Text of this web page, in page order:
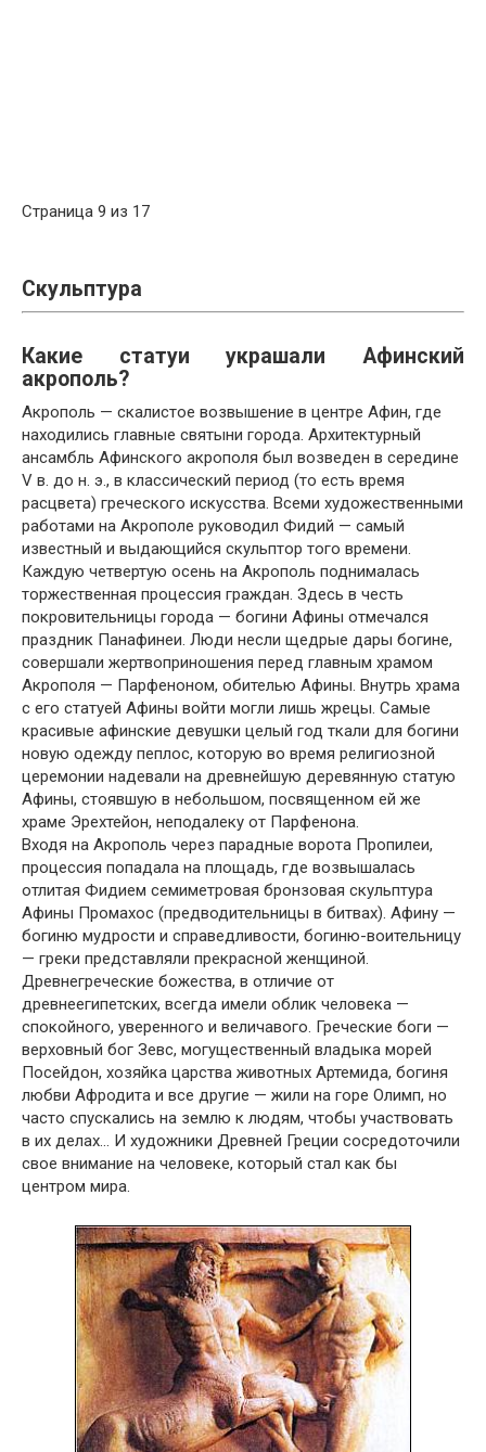
Страница 9 из 17
Скульптура
Какие статуи украшали Афинский
акрополь?
Акрополь — скалистое возвышение в центре Афин, где
находились главные святыни города. Архитектурный
ансамбль Афинского акрополя был возведен в середине
V в. до н. э., в классический период (то есть время
расцвета) греческого искусства. Всеми художественными
работами на Акрополе руководил Фидий — самый
известный и выдающийся скульптор того времени.
Каждую четвертую осень на Акрополь поднималась
торжественная процессия граждан. Здесь в честь
покровительницы города — богини Афины отмечался
праздник Панафинеи. Люди несли щедрые дары богине,
совершали жертвоприношения перед главным храмом
Акрополя — Парфеноном, обителью Афины. Внутрь храма
с его статуей Афины войти могли лишь жрецы. Самые
красивые афинские девушки целый год ткали для богини
новую одежду пеплос, которую во время религиозной
церемонии надевали на древнейшую деревянную статую
Афины, стоявшую в небольшом, посвященном ей же
храме Эрехтейон, неподалеку от Парфенона.
Входя на Акрополь через парадные ворота Пропилеи,
процессия попадала на площадь, где возвышалась
отлитая Фидием семиметровая бронзовая скульптура
Афины Промахос (предводительницы в битвах). Афину —
богиню мудрости и справедливости, богиню-воительницу
— греки представляли прекрасной женщиной.
Древнегреческие божества, в отличие от
древнеегипетских, всегда имели облик человека —
спокойного, уверенного и величавого. Греческие боги —
верховный бог Зевс, могущественный владыка морей
Посейдон, хозяйка царства животных Артемида, богиня
любви Афродита и все другие — жили на горе Олимп, но
часто спускались на землю к людям, чтобы участвовать
в их делах… И художники Древней Греции сосредоточили
свое внимание на человеке, который стал как бы
центром мира.